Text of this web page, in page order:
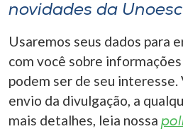
novidades da Unoesc
Usaremos seus dados para
com você sobre
podem ser de seu interesse.
envio da divulgação, a
mais detalhes, leia nossa